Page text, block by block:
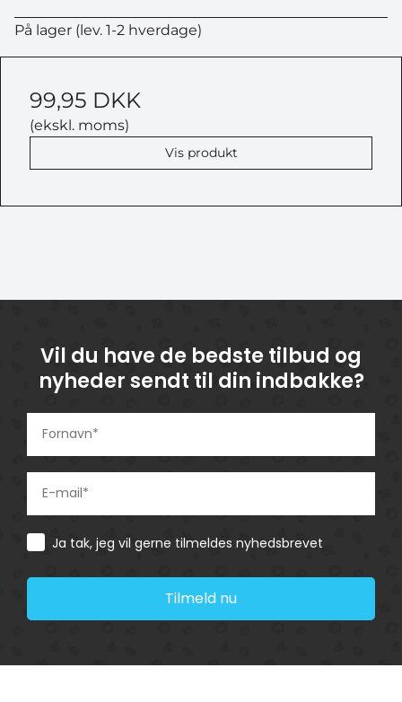
På lager (lev. 1-2 hverdage)
99,95 DKK
(ekskl. moms)
Vis produkt
Vil du have de bedste tilbud og
nyheder sendt til din indbakke?
Consent
Ja tak, jeg vil gerne tilmeldes nyhedsbrevet
Tilmeld nu